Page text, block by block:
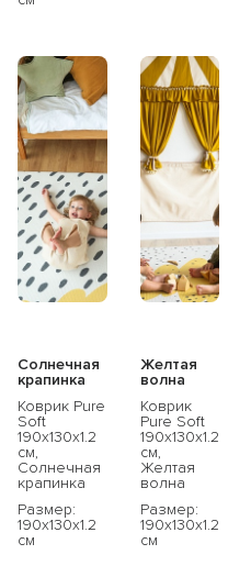
Солнечная
крапинка
Коврик Pure
Soft
190x130x1.2
см,
Солнечная
крапинка
Размер:
190x130x1.2
см
Желтая
волна
Коврик
Pure Soft
190x130x1.2
см,
Желтая
волна
Размер:
190x130x1.2
см